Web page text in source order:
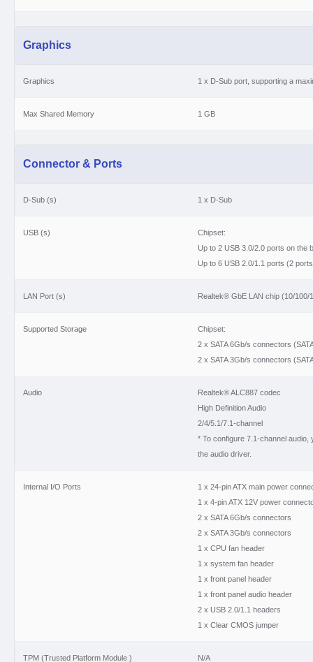
Graphics
Graphics 1 x D-Sub port, supporting a
Max Shared Memory 1 GB
Connector & Ports
D-Sub (s) 1 x D-Sub
USB (s)
Chipset:
Up to 2 USB 3.0/2.0 ports on the
Up to 6 USB 2.0/1.1 ports (2
LAN Port (s) Realtek® GbE LAN chip (10/100/
Supported Storage
Chipset:
2 x SATA 6Gb/s connectors
2 x SATA 3Gb/s connectors
Audio
Realtek® ALC887 codec
High Definition Audio
2/4/5.1/7.1-channel
* To configure 7.1-channel audio,
the audio driver.
Internal I/O Ports
1 x 24-pin ATX main power
1 x 4-pin ATX 12V power
2 x SATA 6Gb/s connectors
2 x SATA 3Gb/s connectors
1 x CPU fan header
1 x system fan header
1 x front panel header
1 x front panel audio header
2 x USB 2.0/1.1 headers
1 x Clear CMOS jumper
TPM (Trusted Platform Module ) N/A